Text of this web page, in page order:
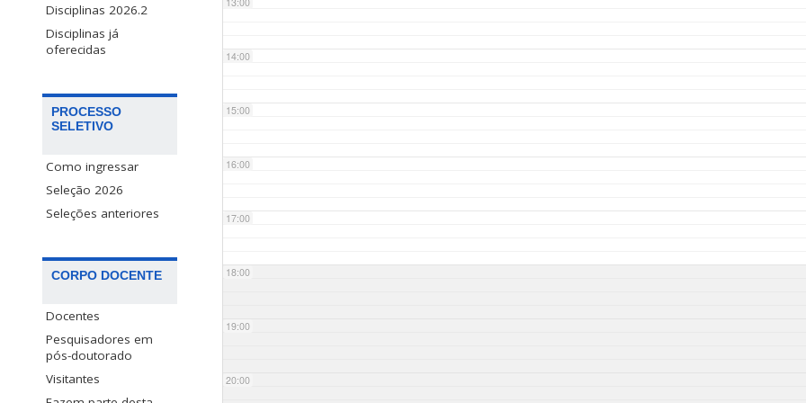
Disciplinas 2026.2
Disciplinas já
oferecidas
PROCESSO
SELETIVO
Como ingressar
Seleção 2026
Seleções anteriores
CORPO DOCENTE
Docentes
Pesquisadores em
pós-doutorado
Visitantes
14:00
15:00
16:00
17:00
18:00
19:00
20:00